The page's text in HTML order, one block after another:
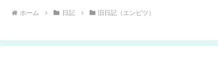
ホーム 日記 旧日記（エンピツ）